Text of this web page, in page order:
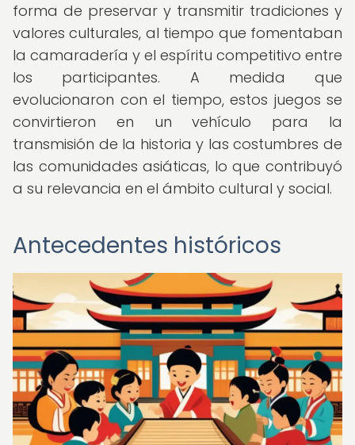
forma de preservar y transmitir tradiciones y
valores culturales, al tiempo que fomentaban
la camaradería y el espíritu competitivo entre
los participantes. A medida que
evolucionaron con el tiempo, estos juegos se
convirtieron en un vehículo para la
transmisión de la historia y las costumbres de
las comunidades asiáticas, lo que contribuyó
a su relevancia en el ámbito cultural y social.
Antecedentes históricos